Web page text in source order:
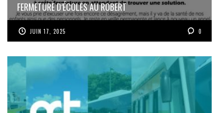
FERMETURE D’ÉCOLES AU ROBERT
JUIN 17, 2025 0